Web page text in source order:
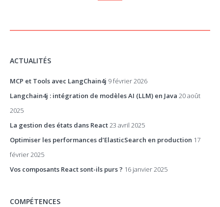
ACTUALITÉS
MCP et Tools avec LangChain4j 9 février 2026
Langchain4j : intégration de modèles AI (LLM) en Java 20 août
2025
La gestion des états dans React23 avril 2025
Optimiser les performances d’ElasticSearch en production 17
février 2025
Vos composants React sont-ils purs ? 16 janvier 2025
COMPÉTENCES